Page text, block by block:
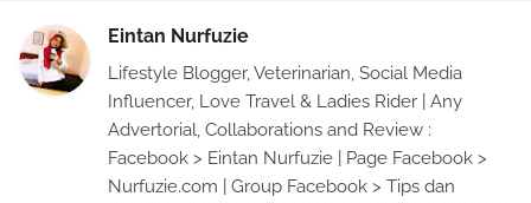
Eintan Nurfuzie
Lifestyle Blogger, Veterinarian, Social Media
Influencer, Love Travel & Ladies Rider | Any
Advertorial, Collaborations and Review :
Facebook > Eintan Nurfuzie | Page Facebook >
Nurfuzie.com | Group Facebook > Tips dan